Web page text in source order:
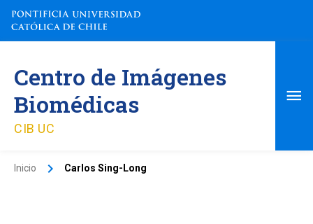
contenido
Centro de Imágenes
Biomédicas
CIB UC
Inicio Carlos Sing-Long